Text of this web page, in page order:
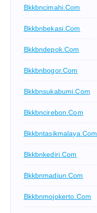
Bkkbncimahi.com
Bkkbnbekasi.com
Bkkbndepok.com
Bkkbnbogor.com
Bkkbnsukabumi.com
Bkkbncirebon.com
Bkkbntasikmalaya.com
Bkkbnkediri.com
Bkkbnmadiun.com
Bkkbnmojokerto.com